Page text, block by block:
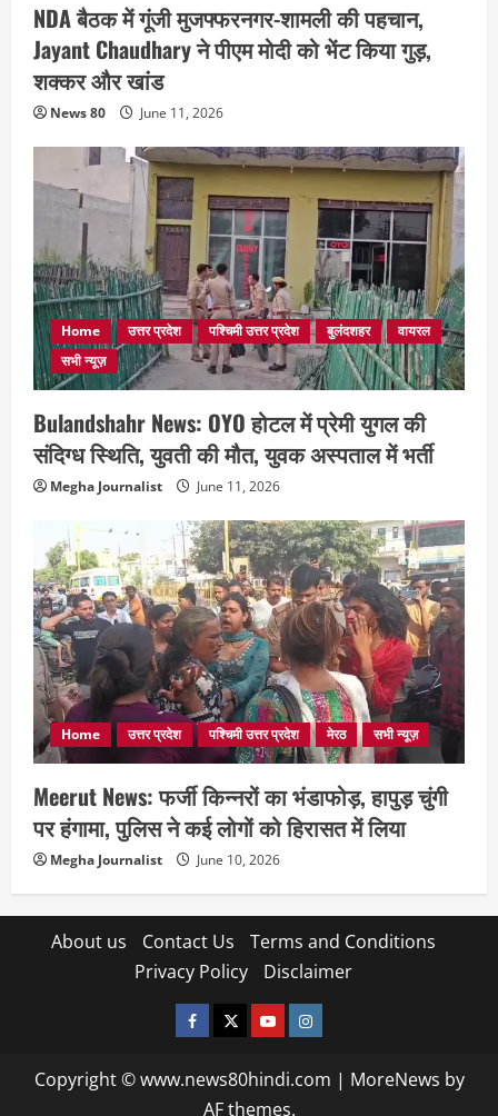
NDA बैठक में गूंजी मुजफ्फरनगर-शामली की पहचान,
Jayant Chaudhary ने पीएम मोदी को भेंट किया गुड़,
शक्कर और खांड
News 80 June 11, 2026
Home उत्तर प्रदेश पश्चिमी उत्तर प्रदेश बुलंदशहर
वायरल
सभी न्यूज़
Bulandshahr News: OYO होटल में प्रेमी युगल की
संदिग्ध स्थिति, युवती की मौत, युवक अस्पताल में भर्ती
Megha Journalist June 11, 2026
Home उत्तर प्रदेश पश्चिमी उत्तर प्रदेश मेरठ सभी न्यूज़
Meerut News: फर्जी किन्नरों का भंडाफोड़, हापुड़ चुंगी
पर हंगामा, पुलिस ने कई लोगों को हिरासत में लिया
Megha Journalist June 10, 2026
About us Contact Us
Terms and Conditions
Privacy Policy
Disclaimer
facebooktwitterYOUTUBE
instagram
Copyright © www.news80hindi.com | MoreNews by
AF themes.